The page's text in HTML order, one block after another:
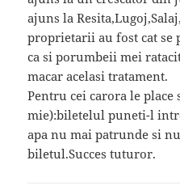
ajuns la
proprietarii au fost cat se
ca si porumbeii mei
macar acelasi tratament.
Pentru cei carora le place
mie):biletelul puneti-l
apa nu mai patrunde si
biletul.Succes tuturor.